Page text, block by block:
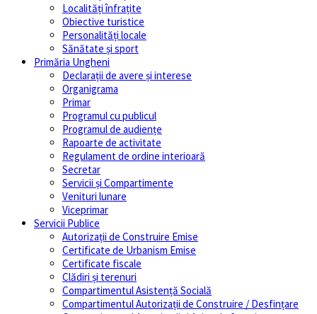
Localități înfrațite
Obiective turistice
Personalități locale
Sănătate și sport
Primăria Ungheni
Declarații de avere și interese
Organigrama
Primar
Programul cu publicul
Programul de audiențe
Rapoarte de activitate
Regulament de ordine interioară
Secretar
Servicii și Compartimente
Venituri lunare
Viceprimar
Servicii Publice
Autorizații de Construire Emise
Certificate de Urbanism Emise
Certificate fiscale
Clădiri și terenuri
Compartimentul Asistență Socială
Compartimentul Autorizații de Construire / Desfințare